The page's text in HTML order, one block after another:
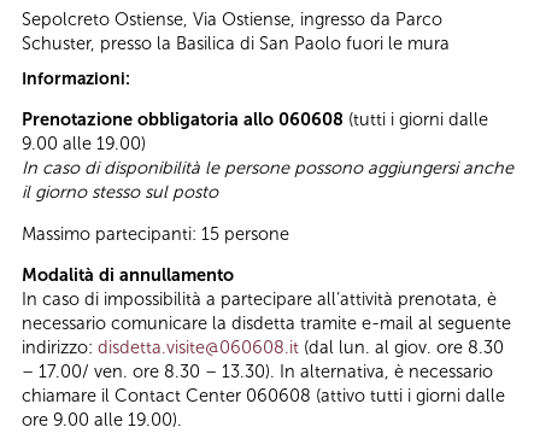
Sepolcreto Ostiense, Via Ostiense, ingresso da Parco
Schuster, presso la Basilica di San Paolo fuori le mura
Informazioni:
Prenotazione obbligatoria allo 060608 (tutti i giorni dalle
9.00 alle 19.00)
In caso di disponibilità le persone possono aggiungersi anche
il giorno stesso sul posto
Massimo partecipanti: 15 persone
Modalità di annullamento
In caso di impossibilità a partecipare all’attività prenotata, è
necessario comunicare la disdetta tramite e-mail al seguente
indirizzo: disdetta.visite@060608.it (dal lun. al giov. ore 8.30
– 17.00/ ven. ore 8.30 – 13.30). In alternativa, è necessario
chiamare il Contact Center 060608 (attivo tutti i giorni dalle
ore 9.00 alle 19.00).